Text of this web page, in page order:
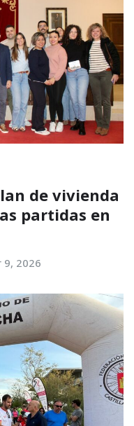
de vivienda
partidas en
9, 2026